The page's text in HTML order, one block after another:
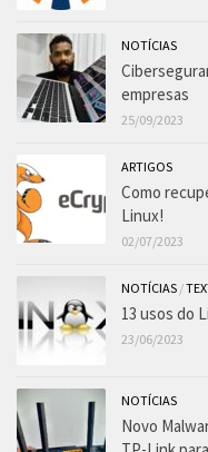
NOTÍCIAS
empresas
25/09/2023
ARTIGOS
Como
Linux!
02/07/2023
NOTÍCIAS /
13 usos do
23/06/2023
NOTÍCIAS
Novo